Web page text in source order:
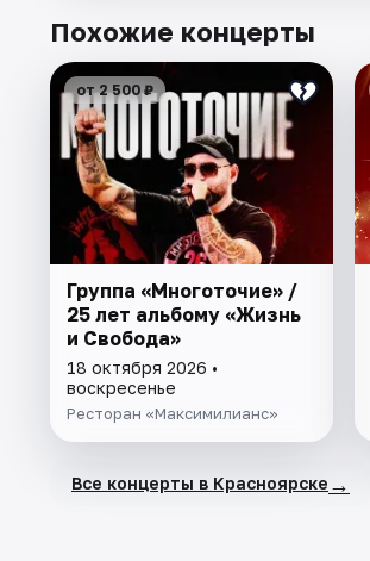
Похожие концерты
от 2 500 ₽
Группа «Многоточие» /
25 лет альбому «Жизнь
и Свобода»
18 октября 2026 •
воскресенье
Ресторан «Максимилианс»
Все концерты в Красноярске →